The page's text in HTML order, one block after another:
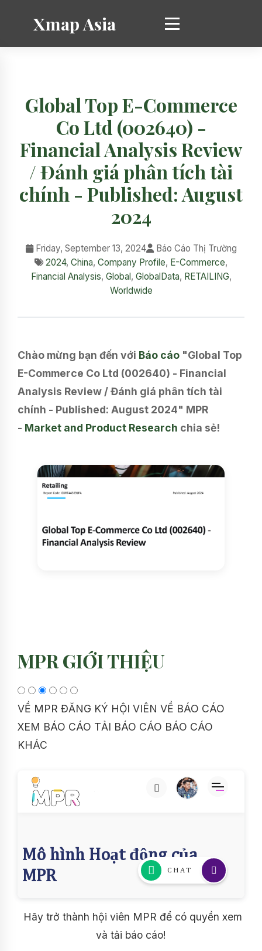
Xmap Asia
Global Top E-Commerce
Co Ltd (002640) -
Financial Analysis Review
/ Đánh giá phân tích tài
chính - Published: August
2024
Friday, September 13, 2024
Báo Cáo Thị Trường
2024, China, Company Profile, E-Commerce,
Financial Analysis, Global, GlobalData, RETAILING,
Worldwide
Chào mừng bạn đến với Báo cáo "Global Top
E-Commerce Co Ltd (002640) - Financial
Analysis Review / Đánh giá phân tích tài
chính - Published: August 2024" MPR
- Market and Product Research chia sẻ!
MPR GIỚI THIỆU
VỀ MPR ĐĂNG KÝ HỘI VIÊN VỀ BÁO CÁO
XEM BÁO CÁO TẢI BÁO CÁO BÁO CÁO
KHÁC
Hãy trở thành hội viên MPR để có quyền xem
và tải báo cáo!